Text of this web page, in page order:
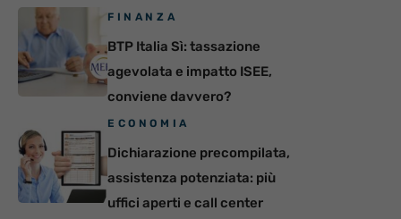
FINANZA
BTP Italia Sì: tassazione
agevolata e impatto ISEE,
conviene davvero?
ECONOMIA
Dichiarazione precompilata,
assistenza potenziata: più
uffici aperti e call center